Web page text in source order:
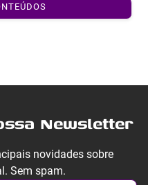
Newsletter
novidades sobre
Sem spam.